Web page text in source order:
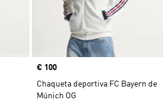
Precio
€ 100
Chaqueta deportiva FC Bayern de
Múnich OG